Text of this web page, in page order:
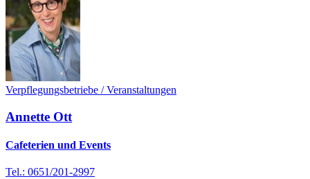
Verpflegungsbetriebe / Veranstaltungen
Annette Ott
Cafeterien und Events
Tel.: 0651/201-2997